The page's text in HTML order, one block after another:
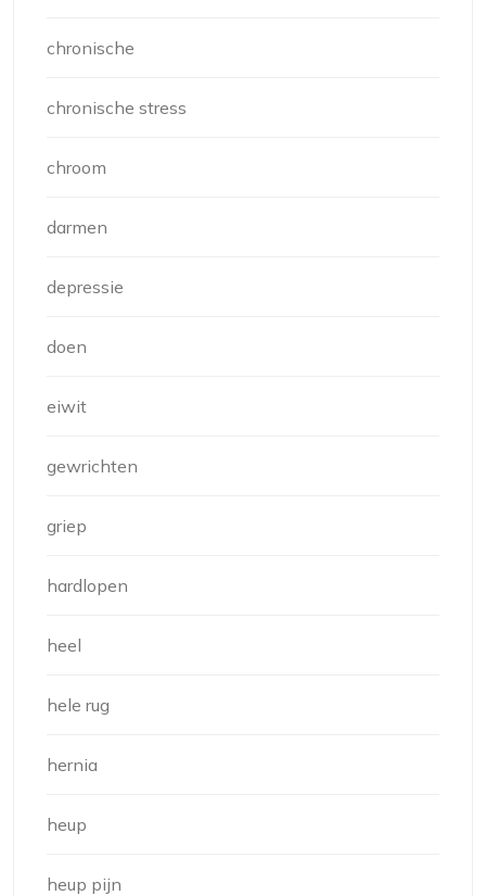
chronische
chronische stress
chroom
darmen
depressie
doen
eiwit
gewrichten
griep
hardlopen
heel
hele rug
hernia
heup
heup pijn